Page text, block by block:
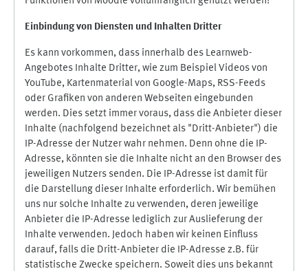
Einbindung von Diensten und Inhalten Dritter
Es kann vorkommen, dass innerhalb des Learnweb-
Angebotes Inhalte Dritter, wie zum Beispiel Videos von
YouTube, Kartenmaterial von Google-Maps, RSS-Feeds
oder Grafiken von anderen Webseiten eingebunden
werden. Dies setzt immer voraus, dass die Anbieter dieser
Inhalte (nachfolgend bezeichnet als "Dritt-Anbieter") die
IP-Adresse der Nutzer wahr nehmen. Denn ohne die IP-
Adresse, könnten sie die Inhalte nicht an den Browser des
jeweiligen Nutzers senden. Die IP-Adresse ist damit für
die Darstellung dieser Inhalte erforderlich. Wir bemühen
uns nur solche Inhalte zu verwenden, deren jeweilige
Anbieter die IP-Adresse lediglich zur Auslieferung der
Inhalte verwenden. Jedoch haben wir keinen Einfluss
darauf, falls die Dritt-Anbieter die IP-Adresse z.B. für
statistische Zwecke speichern. Soweit dies uns bekannt